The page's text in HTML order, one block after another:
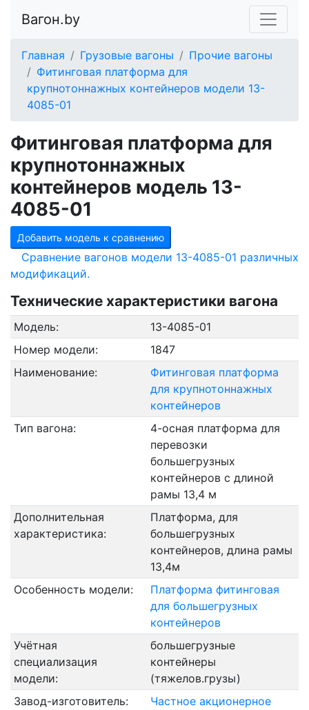
Вагон.by
Главная Грузовые вагоны
Прочие вагоны
Фитинговая платформа для
крупнотоннажных контейнеров модели 13-
4085-01
Фитинговая платформа для
крупнотоннажных
контейнеров модель 13-
4085-01
Добавить модель к сравнению
Сравнение вагонов модели 13-4085-01 различных
модификаций.
Технические характеристики вагона
Модель:
13-4085-01
Номер модели:
1847
Наименование:
Фитинговая платформа
для крупнотоннажных
контейнеров
Тип вагона:
4-осная платформа для
перевозки
большегрузных
контейнеров с длиной
рамы 13,4 м
Дополнительная
характеристика:
Платформа, для
большегрузных
контейнеров, длина рамы
13,4м
Особенность модели:
Платформа фитинговая
для большегрузных
контейнеров
Учётная
специализация
модели:
большегрузные
контейнеры
(тяжелов.грузы)
Завод-изготовитель:
Частное акционерное